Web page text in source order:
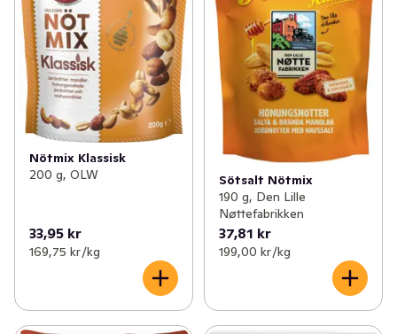
Nötmix Klassisk
200 g, OLW
33,95 kr
169,75 kr /kg
Sötsalt Nötmix
190 g, Den Lille
Nøttefabrikken
37,81 kr
199,00 kr /kg